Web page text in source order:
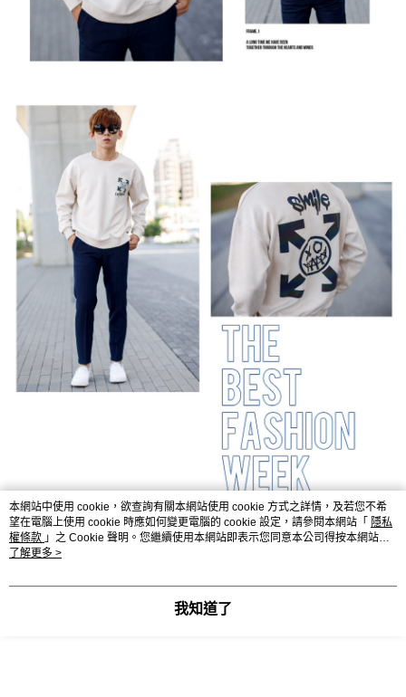
本網站中使用 cookie，欲查詢有關本網站使用 cookie 方式之詳情，及若您不希
望在電腦上使用 cookie 時應如何變更電腦的 cookie 設定，請參閱本網站「 隱私
權條款 」之 Cookie 聲明。您繼續使用本網站即表示您同意本公司得按本網站使
用條款之 Cookie 聲明使用 cookie。
了解更多 >
我知道了